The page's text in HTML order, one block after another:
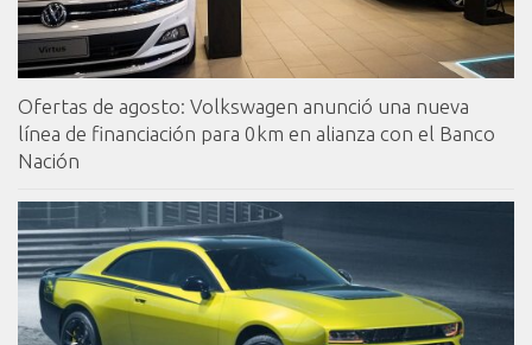
Ofertas de agosto: Volkswagen anunció una nueva
línea de financiación para 0km en alianza con el Banco
Nación